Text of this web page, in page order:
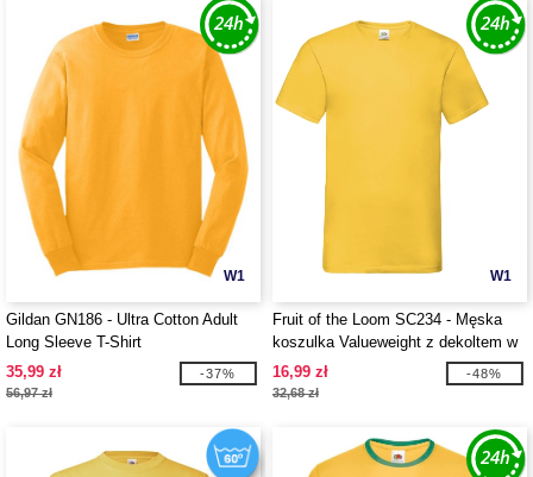
W1
Gildan GN186 - Ultra Cotton Adult
Long Sleeve T-Shirt
35,99 zł
56,97 zł
-37%
W1
Fruit of the Loom SC234 - Męska
koszulka Valueweight z dekoltem w
szpic
16,99 zł
32,68 zł
-48%